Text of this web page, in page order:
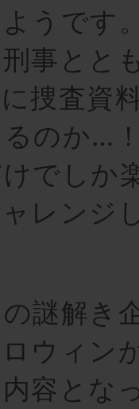
うです
事とと
捜査資
るのか…
でしか
レンジ
謎解き
ウィン
容とな